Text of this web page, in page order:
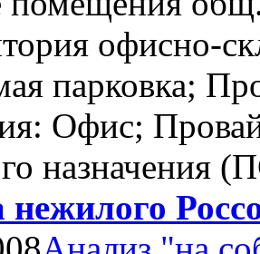
офисно-
парковка;
Офис;
назначения